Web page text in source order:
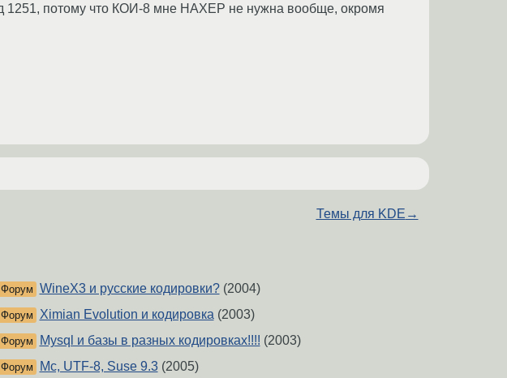
1251, потому что КОИ-8 мне НАХЕР не нужна вообще, окромя
Темы для KDE →
Форум WineX3 и русские кодировки?(2004)
Форум Ximian Evolution и кодировка (2003)
Форум Mysql и базы в разных кодировках!!!! (2003)
Форум Mc, UTF-8, Suse 9.3(2005)